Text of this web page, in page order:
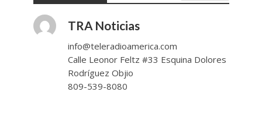
TRA Noticias
info@teleradioamerica.com
Calle Leonor Feltz #33 Esquina Dolores
Rodríguez Objio
809-539-8080